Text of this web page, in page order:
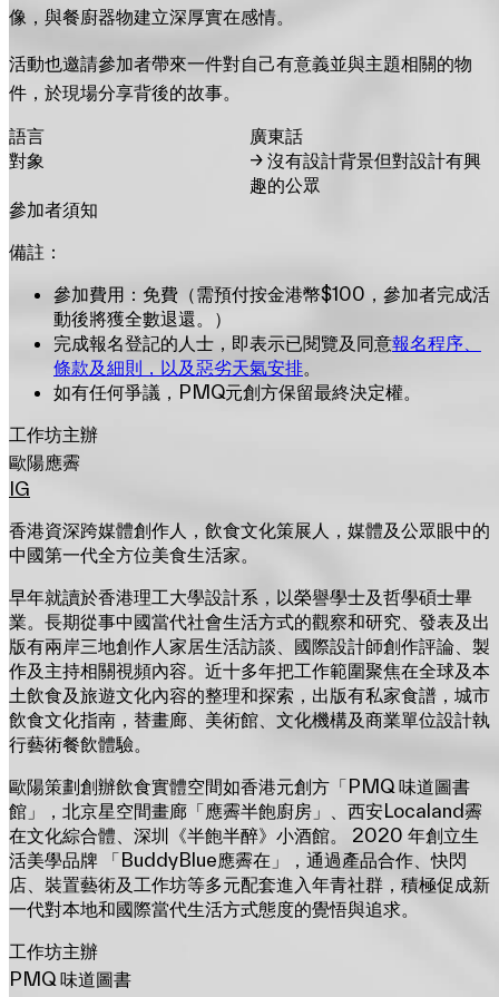
像，與餐廚器物建立深厚實在感情。
活動也邀請參加者帶來一件對自己有意義並與主題相關的物
件，於現場分享背後的故事。
語言
廣東話
對象
→ 沒有設計背景但對設計有興
趣的公眾
參加者須知
備註：
參加費用：免費（需預付按金港幣$100，參加者完成活
動後將獲全數退還。）
完成報名登記的人士，即表示已閱覽及同意報名程序、
條款及細則，以及惡劣天氣安排。
如有任何爭議，PMQ元創方保留最終決定權。
工作坊主辦
歐陽應霽
IG
香港資深跨媒體創作人，飲食文化策展人，媒體及公眾眼中的
中國第一代全方位美食生活家。
早年就讀於香港理工大學設計系，以榮譽學士及哲學碩士畢
業。長期從事中國當代社會生活方式的觀察和研究、發表及出
版有兩岸三地創作人家居生活訪談、國際設計師創作評論、製
作及主持相關視頻內容。近十多年把工作範圍聚焦在全球及本
土飲食及旅遊文化內容的整理和探索，出版有私家食譜，城市
飲食文化指南，替畫廊、美術館、文化機構及商業單位設計執
行藝術餐飲體驗。
歐陽策劃創辦飲食實體空間如香港元創方「PMQ 味道圖書
館」，北京星空間畫廊「應霽半飽廚房」、西安Localand霽
在文化綜合體、深圳《半飽半醉》小酒館。 2020 年創立生
活美學品牌 「BuddyBlue應霽在」，通過產品合作、快閃
店、裝置藝術及工作坊等多元配套進入年青社群，積極促成新
一代對本地和國際當代生活方式態度的覺悟與追求。
工作坊主辦
PMQ 味道圖書